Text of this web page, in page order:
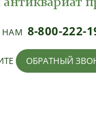
НАМ 8-800-222-
ОБРАТНЫЙ